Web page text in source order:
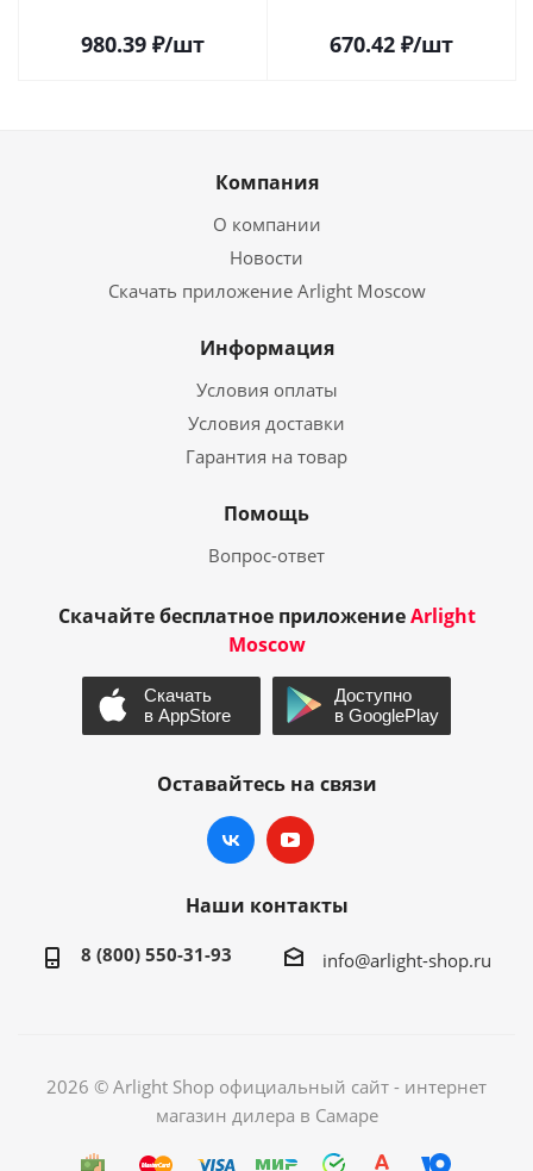
980.39 ₽/шт 670.42 ₽/шт
Компания
О компании
Новости
Скачать приложение Arlight Moscow
Информация
Условия оплаты
Условия доставки
Гарантия на товар
Помощь
Вопрос-ответ
Скачайте бесплатное приложениеArlight
Moscow
Оставайтесь на связи
Наши контакты
8 (800) 550-31-93 info@arlight-shop.ru
2026 © Arlight Shop официальный сайт - интернет
магазин дилера в Самаре